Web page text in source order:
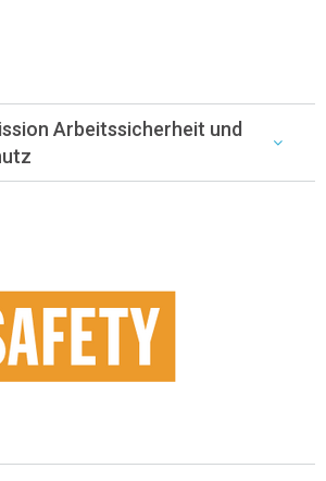
Arbeitssicherheit und